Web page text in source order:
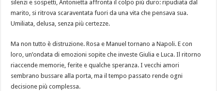
silenzi e sospetti, Antonietta affronta il colpo più duro: ripudiata dal
marito, si ritrova scaraventata fuori da una vita che pensava sua.
Umiliata, delusa, senza più certezze.
Ma non tutto è distruzione. Rosa e Manuel tornano a Napoli. E con
loro, un’ondata di emozioni sopite che investe Giulia e Luca. Il ritorno
riaccende memorie, ferite e qualche speranza. I vecchi amori
sembrano bussare alla porta, ma il tempo passato rende ogni
decisione più complessa.